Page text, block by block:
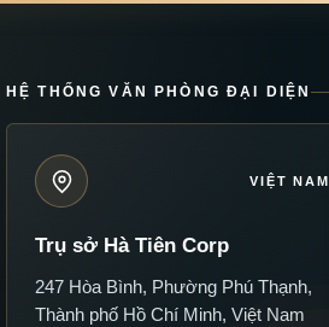
HỆ THỐNG VĂN PHÒNG ĐẠI DIỆN
VIỆT NAM
Trụ sở Hà Tiên Corp
247 Hòa Bình, Phường Phú Thạnh,
Thành phố Hồ Chí Minh, Việt Nam